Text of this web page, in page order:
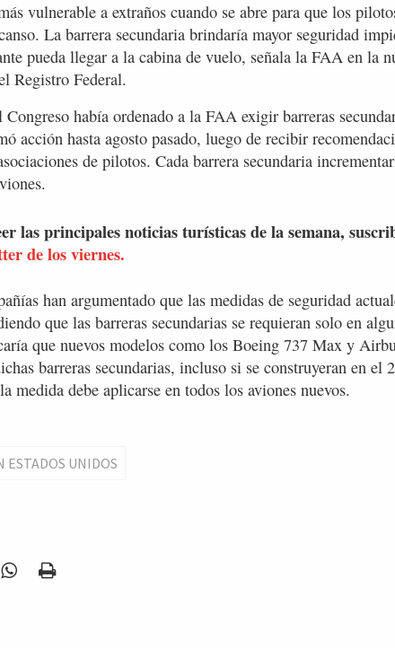
vulnerable a extraños cuando se abre para que los
La barrera secundaria brindaría mayor seguridad
pueda llegar a la cabina de vuelo, señala la FAA en la
Registro Federal.
había ordenado a la FAA exigir barreras
acción hasta agosto pasado, luego de recibir
de pilotos. Cada barrera secundaria
las principales noticias turísticas de la semana,
de los viernes.
han argumentado que las medidas de seguridad
que las barreras secundarias se requieran solo en
que nuevos modelos como los Boeing 737 Max y
barreras secundarias, incluso si se construyeran en el
medida debe aplicarse en todos los aviones nuevos.
ESTADOS UNIDOS